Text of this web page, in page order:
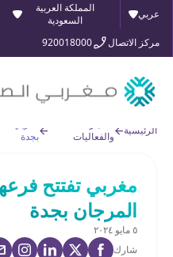
عربي
المملكة العربية
السعودية
مركز الاتصال
920018000
الرئيسية
والفعاليات
بجدة
مغربي تفتتح
المرجان بجدة
٥ مايو ٢٠٢٤
شارك